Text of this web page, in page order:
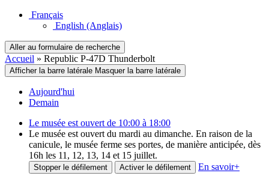
Français
English (Anglais)
Aller au formulaire de recherche
Accueil » Republic P-47D Thunderbolt
Afficher la barre latérale Masquer la barre latérale
Aujourd'hui
Demain
Le musée est ouvert de 10:00 à 18:00
Le musée est ouvert du mardi au dimanche. En raison de la
canicule, le musée ferme ses portes, de manière anticipée, dès
16h les 11, 12, 13, 14 et 15 juillet.
Stopper le défilement Activer le défilement En savoir+